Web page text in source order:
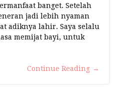
banget. Setelah
jadi lebih nyaman
adiknya lahir. Saya selalu
memijat bayi, untuk
Continue Reading →